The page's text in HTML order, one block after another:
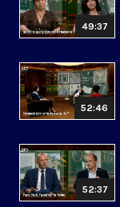
49:37
52:46
52:37